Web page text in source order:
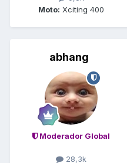
Moto: Xciting 400
abhang
Moderador Global
28,3k